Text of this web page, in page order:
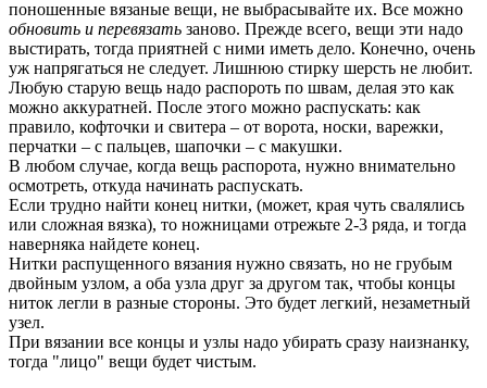
поношенные вязаные вещи, не выбрасывайте их. Все можно
обновить и перевязать заново. Прежде всего, вещи эти надо
выстирать, тогда приятней с ними иметь дело. Конечно, очень
уж напрягаться не следует. Лишнюю стирку шерсть не любит.
Любую старую вещь надо распороть по швам, делая это как
можно аккуратней. После этого можно распускать: как
правило, кофточки и свитера – от ворота, носки, варежки,
перчатки – с пальцев, шапочки – с макушки.
В любом случае, когда вещь распорота, нужно внимательно
осмотреть, откуда начинать распускать.
Если трудно найти конец нитки, (может, края чуть свалялись
или сложная вязка), то ножницами отрежьте 2-3 ряда, и тогда
наверняка найдете конец.
Нитки распущенного вязания нужно связать, но не грубым
двойным узлом, а оба узла друг за другом так, чтобы концы
ниток легли в разные стороны. Это будет легкий, незаметный
узел.
При вязании все концы и узлы надо убирать сразу наизнанку,
тогда "лицо" вещи будет чистым.